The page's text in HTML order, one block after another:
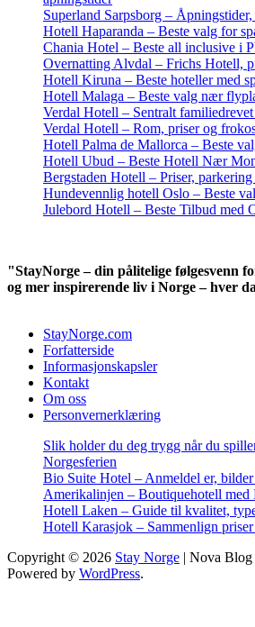
Superland Sarpsborg –
Hotell Haparanda – Beste valg for
Chania Hotel – Beste all inclusive i
Overnatting Alvdal – Frichs Hotell,
Hotell Kiruna – Beste hoteller med
Hotell Malaga – Beste valg nær
Verdal Hotell – Sentralt
Verdal Hotell – Rom, priser og
Hotell Palma de Mallorca – Beste
Hotell Ubud – Beste Hotell Nær
Bergstaden Hotell – Priser,
Hundevennlig hotell Oslo – Beste
Julebord Hotell – Beste Tilbud med
"StayNorge – din pålitelige følgesvenn
og mer inspirerende liv i Norge – hver
StayNorge.com
Forfatterside
Informasjonskapsler
Kontakt
Om oss
Personvernerklæring
Slik holder du deg trygg når du
Norgesferien
Bio Suite Hotel – Anmeldel er,
Amerikalinjen – Boutiquehotell
Hotell Laken – Guide til kvalitet,
Hotell Karasjok – Sammenlign
Copyright © 2026 Stay Norge | Nova
Powered by WordPress.